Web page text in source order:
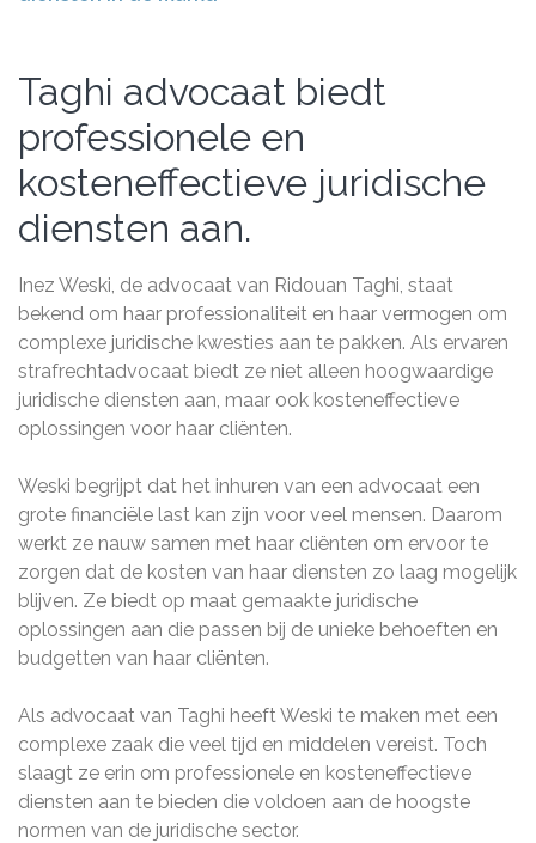
Taghi advocaat biedt
professionele en
kosteneffectieve juridische
diensten aan.
Inez Weski, de advocaat van Ridouan Taghi, staat
bekend om haar professionaliteit en haar vermogen om
complexe juridische kwesties aan te pakken. Als ervaren
strafrechtadvocaat biedt ze niet alleen hoogwaardige
juridische diensten aan, maar ook kosteneffectieve
oplossingen voor haar cliënten.
Weski begrijpt dat het inhuren van een advocaat een
grote financiële last kan zijn voor veel mensen. Daarom
werkt ze nauw samen met haar cliënten om ervoor te
zorgen dat de kosten van haar diensten zo laag mogelijk
blijven. Ze biedt op maat gemaakte juridische
oplossingen aan die passen bij de unieke behoeften en
budgetten van haar cliënten.
Als advocaat van Taghi heeft Weski te maken met een
complexe zaak die veel tijd en middelen vereist. Toch
slaagt ze erin om professionele en kosteneffectieve
diensten aan te bieden die voldoen aan de hoogste
normen van de juridische sector.